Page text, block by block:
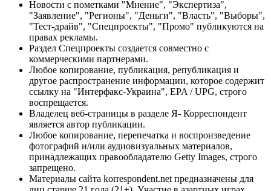
Новости с пометками "Мнение", "Экспертиза",
"Заявление", "Регионы", "Деньги", "Власть", "Выборы",
"Тест-драйв", "Спецпроекты", "Промо" публикуются на
правах рекламы.
Раздел Спецпроекты создается совместно с
коммерческими партнерами.
Любое копирование, публикация, републикация и
другое распространение информации, которое содержит
ссылку на "Интерфакс-Украина", EPA / UPG, строго
воспрещается.
Владелец веб-страницы в разделе Я- Корреспондент
является автор публикации.
Любое копирование, перепечатка и воспроизведение
фотографий и/или аудиовизуальных материалов,
принадлежащих правообладателю Getty Images, строго
запрещено.
Материалы сайта korrespondent.net предназначены для